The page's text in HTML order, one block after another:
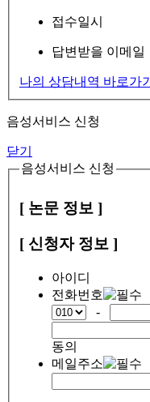
접수일시
답변받을 이메일
나의 상담내역 바로가기
음성서비스 신청
닫기
음성서비스 신청
[ 논문 정보 ]
[ 신청자 정보 ]
아이디
전화번호
-
동의
메일주소